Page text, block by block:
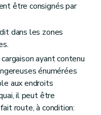
être consignés par
dans les zones
ayant contenu
énumérées
aux endroits
il peut être
route, à condition: